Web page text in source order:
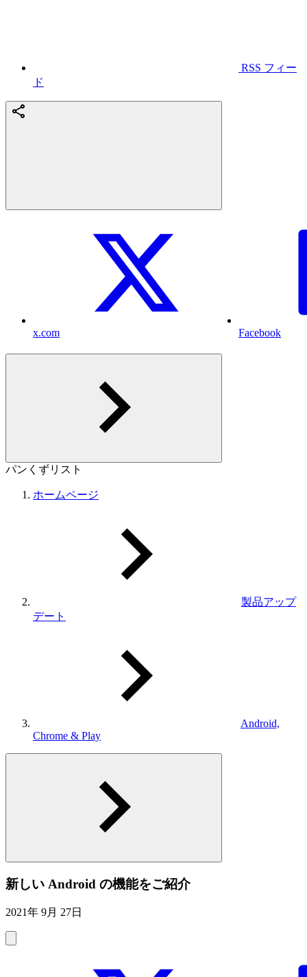
RSS フィー
ド
x.com Facebook
パンくずリスト
ホームページ
製品アップ
デート
Android,
Chrome & Play
新しい Android の機能をご紹介
2021年 9月 27日